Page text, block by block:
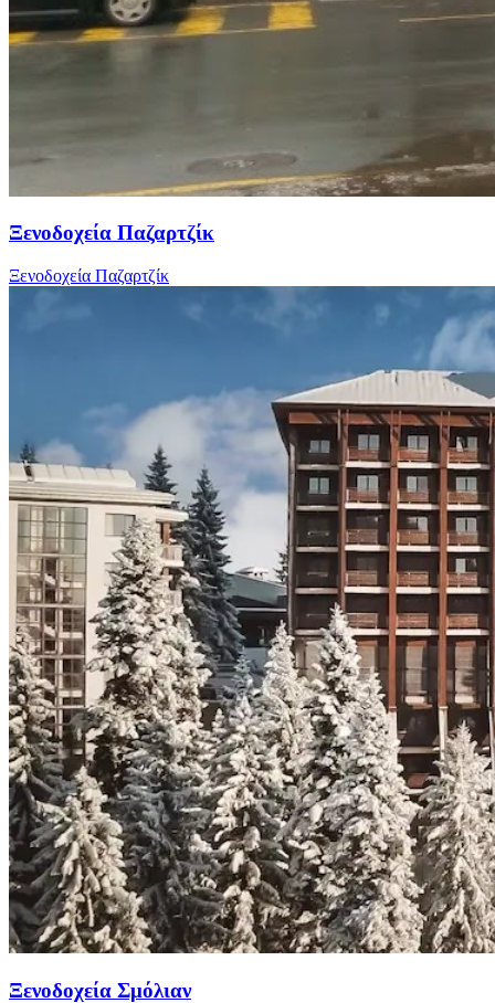
Ξενοδοχεία Παζαρτζίκ
Ξενοδοχεία Παζαρτζίκ
Ξενοδοχεία Σμόλιαν